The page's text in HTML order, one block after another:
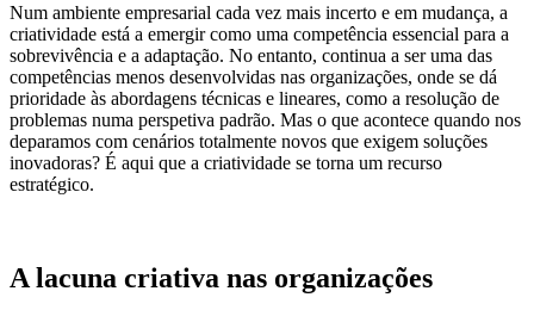
Num ambiente empresarial cada vez mais incerto e em mudança, a
criatividade está a emergir como uma competência essencial para a
sobrevivência e a adaptação. No entanto, continua a ser uma das
competências menos desenvolvidas nas organizações, onde se dá
prioridade às abordagens técnicas e lineares, como a resolução de
problemas numa perspetiva padrão. Mas o que acontece quando nos
deparamos com cenários totalmente novos que exigem soluções
inovadoras? É aqui que a criatividade se torna um recurso
estratégico.
A lacuna criativa nas organizações